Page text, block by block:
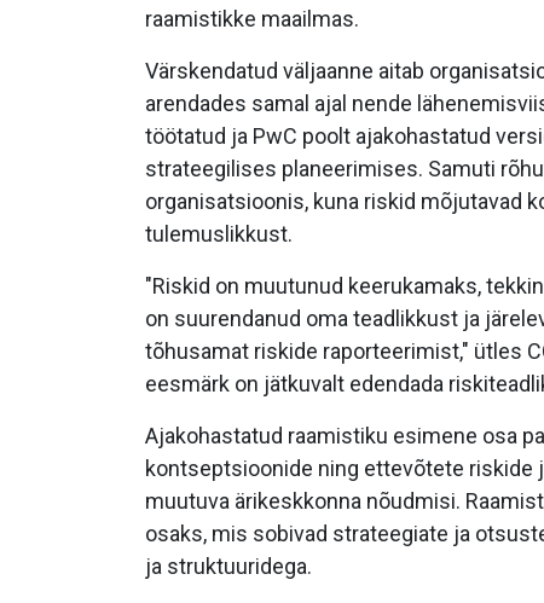
raamistikke maailmas.
Värskendatud väljaanne aitab
arendades samal ajal nende
töötatud ja PwC poolt ajakohastatud
strateegilises planeerimises. Samuti
organisatsioonis, kuna riskid mõjutavad
tulemuslikkust.
"Riskid on muutunud keerukamaks,
on suurendanud oma teadlikkust ja
tõhusamat riskide raporteerimist," ütles
eesmärk on jätkuvalt edendada
Ajakohastatud raamistiku esimene osa
kontseptsioonide ning ettevõtete riskide
muutuva ärikeskkonna nõudmisi.
osaks, mis sobivad strateegiate ja
ja struktuuridega.